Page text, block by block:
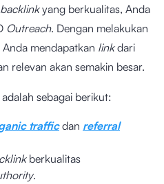
backlinkyang berkualitas, Anda
Outreach. Dengan melakukan
mendapatkan linkdari
relevan akan semakin besar.
adalah sebagai berikut:
trafficdan referral
berkualitas
.